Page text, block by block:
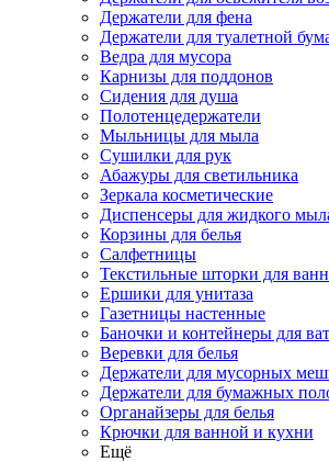
Держатели для фена
Держатели для туалетной
Ведра для мусора
Карнизы для поддонов
Сидения для душа
Полотенцедержатели
Мыльницы для мыла
Сушилки для рук
Абажуры для светильника
Зеркала косметические
Диспенсеры для жидкого
Корзины для белья
Салфетницы
Текстильные шторки для
Ершики для унитаза
Газетницы настенные
Баночки и контейнеры для
Веревки для белья
Держатели для мусорных
Держатели для бумажных
Органайзеры для белья
Крючки для ванной и кухни
Ещё